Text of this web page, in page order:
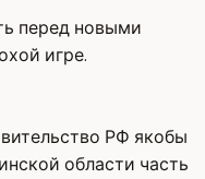
перед новыми
игре.
РФ якобы
области часть